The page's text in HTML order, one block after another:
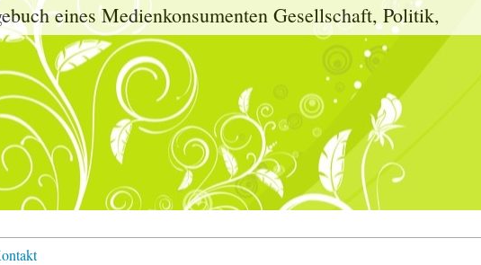
eines Medienkonsumenten Gesellschaft, Politik,